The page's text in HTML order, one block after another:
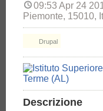
09:53 Apr 24
Piemonte, 15010,
Drupal
Descrizione